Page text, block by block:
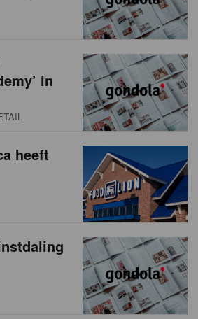
in
heeft